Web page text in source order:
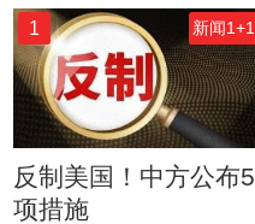
1 新闻1+1
反制美国！中方公布5
项措施